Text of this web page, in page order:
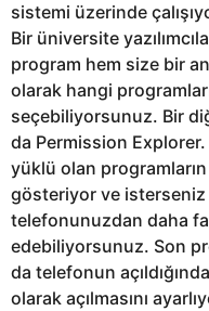
sistemi üzerinde
Bir üniversite
program hem size bir
olarak hangi
seçebiliyorsunuz. Bir
da Permission
yüklü olan
gösteriyor ve isterseniz
telefonunuzdan daha
edebiliyorsunuz. Son
da telefonun
olarak açılmasını